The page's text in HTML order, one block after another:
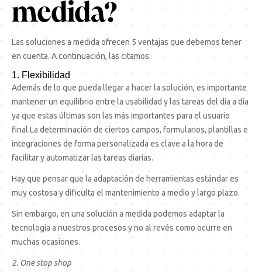
medida?
Las soluciones a medida ofrecen 5 ventajas que debemos tener
en cuenta. A continuación, las citamos:
1. Flexibilidad
Además de lo que pueda llegar a hacer la solución, es importante
mantener un equilibrio entre la usabilidad y las tareas del día a día
ya que estas últimas son las más importantes para el usuario
final.La determinación de ciertos campos, formularios, plantillas e
integraciones de forma personalizada es clave a la hora de
facilitar y automatizar las tareas diarias.
Hay que pensar que la adaptación de herramientas estándar es
muy costosa y dificulta el mantenimiento a medio y largo plazo.
Sin embargo, en una solución a medida podemos adaptar la
tecnología a nuestros procesos y no al revés como ocurre en
muchas ocasiones.
2. One stop shop